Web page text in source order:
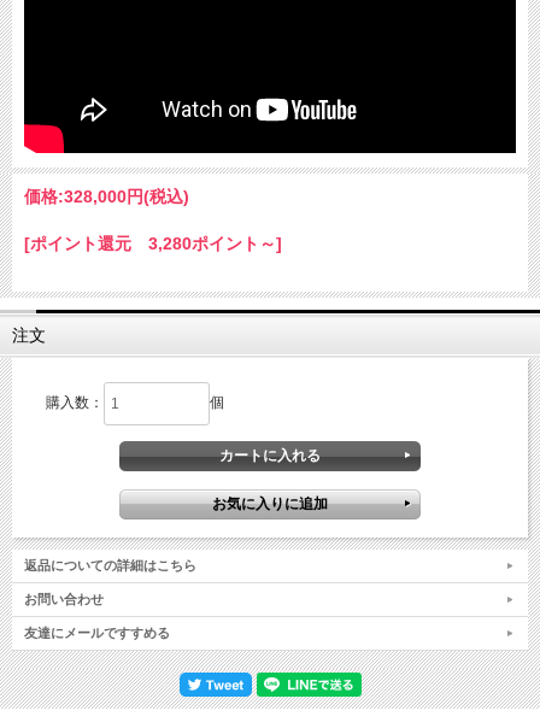
価格:328,000円(税込)
[ポイント還元 3,280ポイント～]
注文
購入数： 個
返品についての詳細はこちら
お問い合わせ
友達にメールですすめる